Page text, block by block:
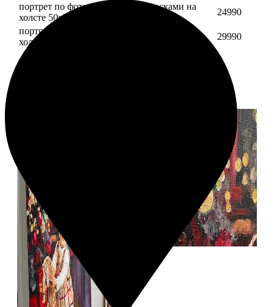
портрет по фото акриловыми красками на
холсте 50х70
24990
портрет по фото акриловыми красками на
холсте 60х70
29990